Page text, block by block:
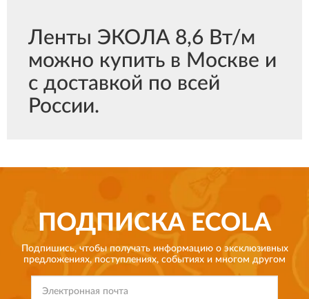
Ленты ЭКОЛА 8,6 Вт/м
можно купить в Москве и
с доставкой по всей
России.
ПОДПИСКА ECOLA
Подпишись, чтобы получать информацию о эксклюзивных
предложениях, поступлениях, событиях и многом другом